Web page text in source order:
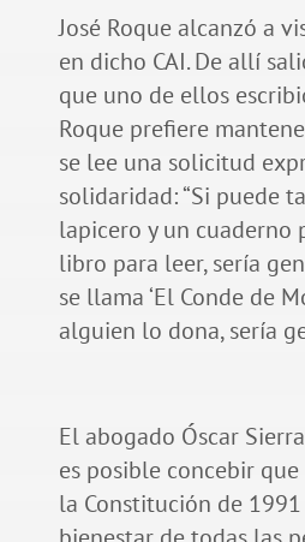
José Roque alcanzó a
en dicho CAI. De allí
que uno de ellos
Roque prefiere
se lee una solicitud
solidaridad: “Si puede
lapicero y un cuaderno
libro para leer, sería
se llama ‘El Conde de
alguien lo dona, sería
El abogado Óscar
es posible concebir
la Constitución de